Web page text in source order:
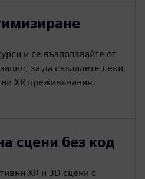
и се възползвайте от
за да създадете леки
XR преживявания.
сцени без код
XR и 3D сцени с